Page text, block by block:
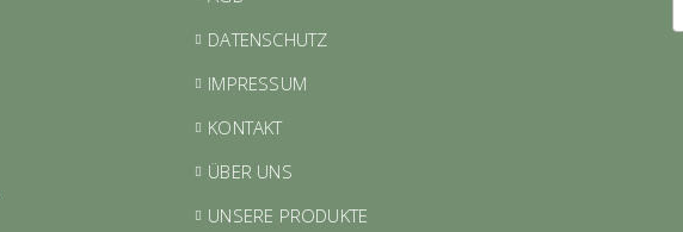
DATENSCHUTZ
IMPRESSUM
KONTAKT
ÜBER UNS
UNSERE PRODUKTE